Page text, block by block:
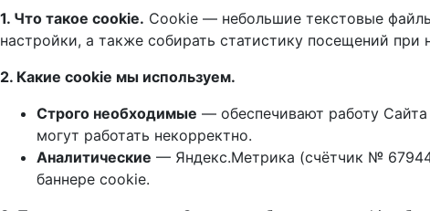
1. Что такое cookie. Cookie — небольшие текстовые
настройки, а также собирать статистику посещений при
2. Какие cookie мы используем.
Строго необходимые — обеспечивают работу
могут работать некорректно.
Аналитические — Яндекс.Метрика (счётчик №
баннере cookie.